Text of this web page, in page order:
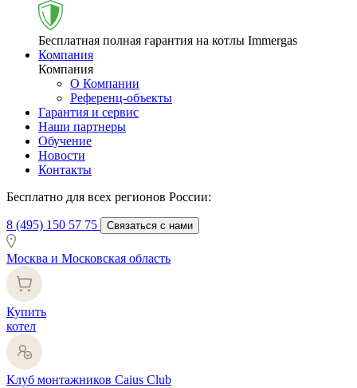
Бесплатная полная гарантия на котлы Immergas
Компания
Компания
О Компании
Референц-объекты
Гарантия и сервис
Наши партнеры
Обучение
Новости
Контакты
Бесплатно для всех регионов России:
8 (495) 150 57 75 Связаться с нами
Москва и Московская область
Купить
котел
Клуб монтажников Caius Club